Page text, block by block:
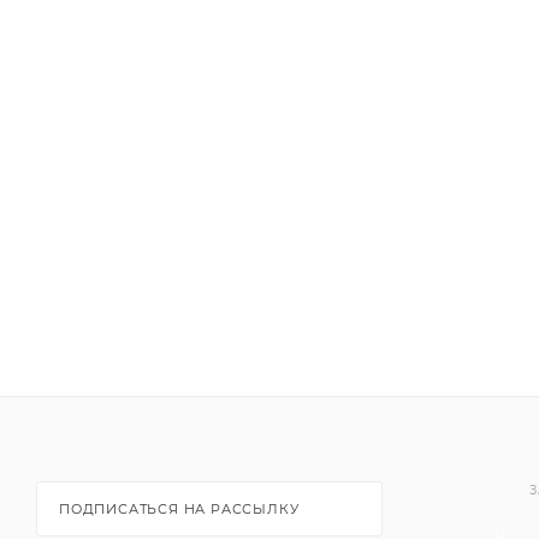
ПОДПИСАТЬСЯ НА РАССЫЛКУ